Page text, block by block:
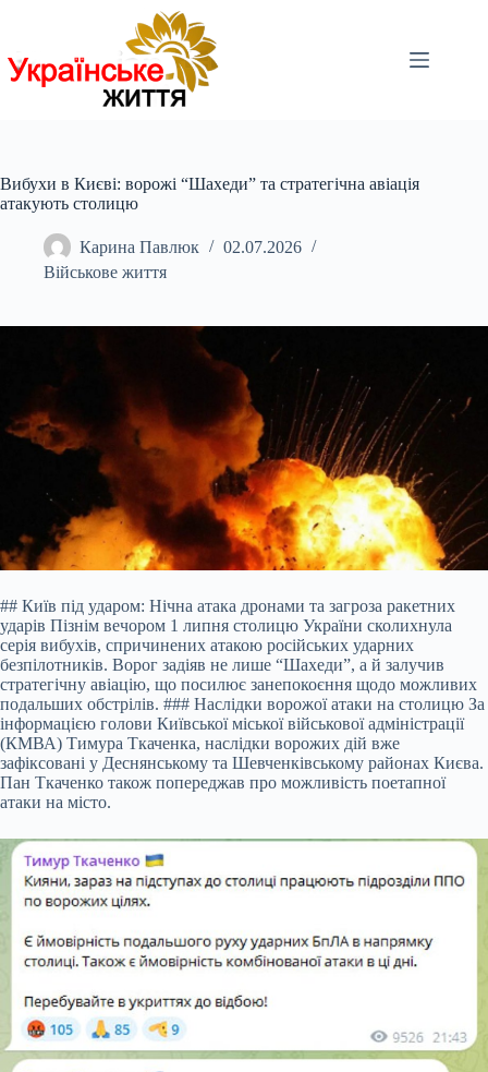
Вибухи в Києві: ворожі “Шахеди” та стратегічна авіація
атакують столицю
Карина Павлюк
02.07.2026
Військове життя
## Київ під ударом: Нічна атака дронами та загроза ракетних
ударів Пізнім вечором 1 липня столицю України сколихнула
серія вибухів, спричинених атакою російських ударних
безпілотників. Ворог задіяв не лише “Шахеди”, а й залучив
стратегічну авіацію, що посилює занепокоєння щодо можливих
подальших обстрілів. ### Наслідки ворожої атаки на столицю За
інформацією голови Київської міської військової адміністрації
(КМВА) Тимура Ткаченка, наслідки ворожих дій вже
зафіксовані у Деснянському та Шевченківському районах Києва.
Пан Ткаченко також попереджав про можливість поетапної
атаки на місто.